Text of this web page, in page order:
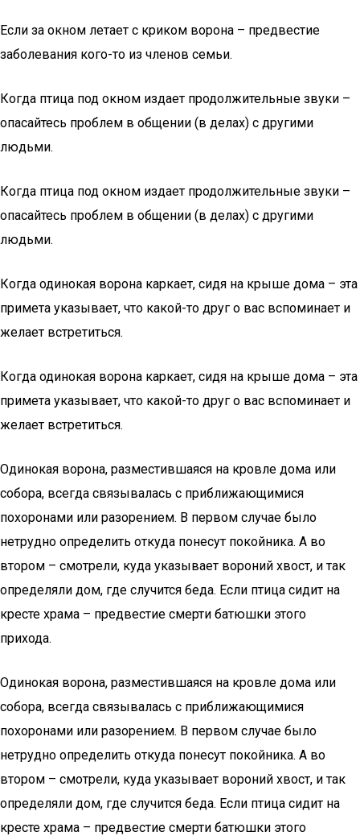
Если за окном летает с криком ворона – предвестие
заболевания кого-то из членов семьи.
Когда птица под окном издает продолжительные звуки –
опасайтесь проблем в общении (в делах) с другими
людьми.
Когда птица под окном издает продолжительные звуки –
опасайтесь проблем в общении (в делах) с другими
людьми.
Когда одинокая ворона каркает, сидя на крыше дома – эта
примета указывает, что какой-то друг о вас вспоминает и
желает встретиться.
Когда одинокая ворона каркает, сидя на крыше дома – эта
примета указывает, что какой-то друг о вас вспоминает и
желает встретиться.
Одинокая ворона, разместившаяся на кровле дома или
собора, всегда связывалась с приближающимися
похоронами или разорением. В первом случае было
нетрудно определить откуда понесут покойника. А во
втором – смотрели, куда указывает вороний хвост, и так
определяли дом, где случится беда. Если птица сидит на
кресте храма – предвестие смерти батюшки этого
прихода.
Одинокая ворона, разместившаяся на кровле дома или
собора, всегда связывалась с приближающимися
похоронами или разорением. В первом случае было
нетрудно определить откуда понесут покойника. А во
втором – смотрели, куда указывает вороний хвост, и так
определяли дом, где случится беда. Если птица сидит на
кресте храма – предвестие смерти батюшки этого